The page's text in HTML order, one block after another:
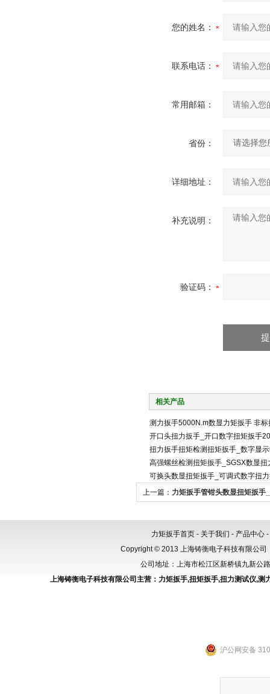
您的姓名：
联系电话：
常用邮箱：
省份：
详细地址：
补充说明：
验证码：
相关产品
测力扳手5000N.m数显力矩扳手 非
开口头扭力扳手_开口数字扭矩扳手
扭力扳手扭矩检测扭矩扳手_数字显
高强螺丝检测扭矩扳手_SGSX数显扭
可换头数显扭矩扳手_可调式数字扭
上一篇： 力矩扳手管钳头数显扭矩扳手
力矩扳手首页 - 关于我们 - 产品中心 -
Copyright © 2013 上海铸衡电子科技有限公
公司地址：上海市松江区新桥镇九新
上海铸衡电子科技有限公司主营： 力矩扳手,扭矩扳手,扭力测试仪,测
沪公网安备